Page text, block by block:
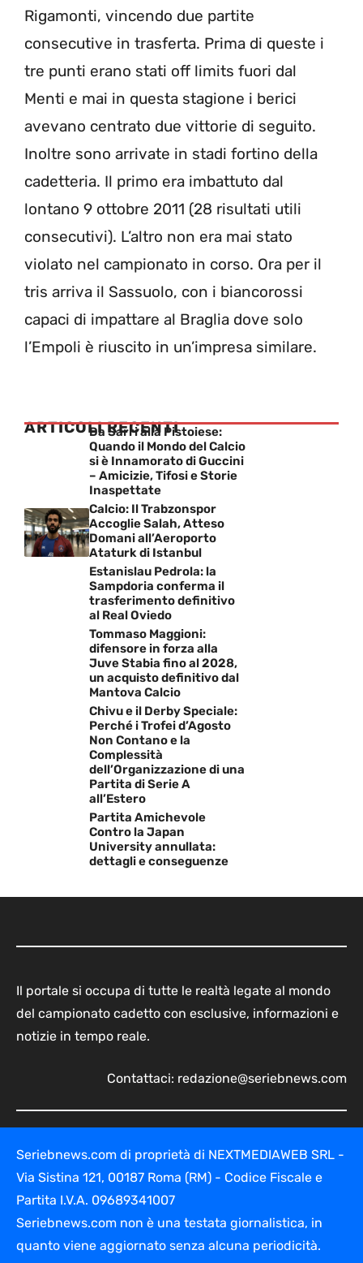
Rigamonti, vincendo due partite
consecutive in trasferta. Prima di queste i
tre punti erano stati off limits fuori dal
Menti e mai in questa stagione i berici
avevano centrato due vittorie di seguito.
Inoltre sono arrivate in stadi fortino della
cadetteria. Il primo era imbattuto dal
lontano 9 ottobre 2011 (28 risultati utili
consecutivi). L’altro non era mai stato
violato nel campionato in corso. Ora per il
tris arriva il Sassuolo, con i biancorossi
capaci di impattare al Braglia dove solo
l’Empoli è riuscito in un’impresa similare.
ARTICOLI RECENTI
Da Sarri alla Pistoiese:
Quando il Mondo del Calcio
si è Innamorato di Guccini
– Amicizie, Tifosi e Storie
Inaspettate
Calcio: Il Trabzonspor
Accoglie Salah, Atteso
Domani all’Aeroporto
Ataturk di Istanbul
Estanislau Pedrola: la
Sampdoria conferma il
trasferimento definitivo
al Real Oviedo
Tommaso Maggioni:
difensore in forza alla
Juve Stabia fino al 2028,
un acquisto definitivo dal
Mantova Calcio
Chivu e il Derby Speciale:
Perché i Trofei d’Agosto
Non Contano e la
Complessità
dell’Organizzazione di una
Partita di Serie A
all’Estero
Partita Amichevole
Contro la Japan
University annullata:
dettagli e conseguenze
Il portale si occupa di tutte le realtà legate al mondo
del campionato cadetto con esclusive, informazioni e
notizie in tempo reale.
Contattaci: redazione@seriebnews.com
Seriebnews.com di proprietà di NEXTMEDIAWEB SRL -
Via Sistina 121, 00187 Roma (RM) - Codice Fiscale e
Partita I.V.A. 09689341007
Seriebnews.com non è una testata giornalistica, in
quanto viene aggiornato senza alcuna periodicità.